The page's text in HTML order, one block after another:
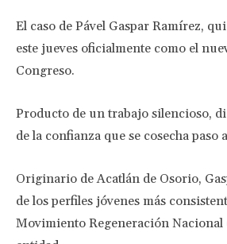
El caso de Pável Gaspar Ramírez,
este jueves oficialmente como el
Congreso.
Producto de un trabajo silencioso,
de la confianza que se cosecha paso
Originario de Acatlán de Osorio,
de los perfiles jóvenes más
Movimiento Regeneración